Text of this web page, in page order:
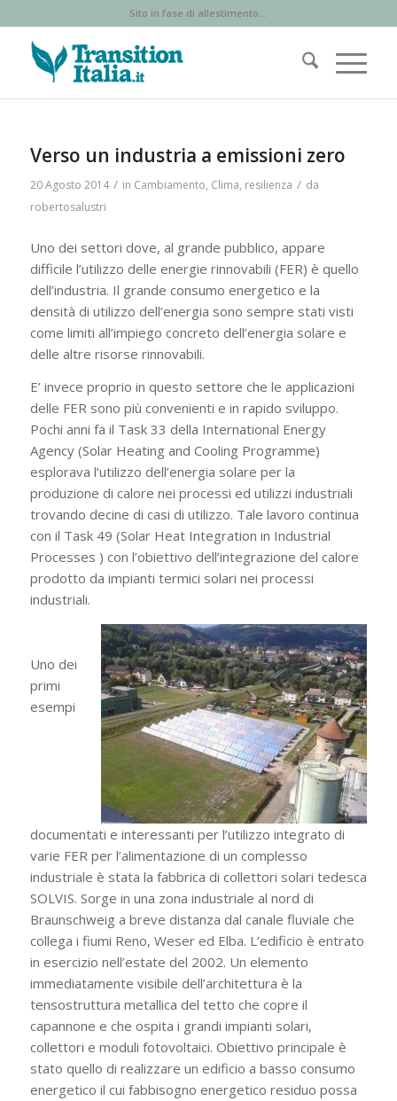
Sito in fase di allestimento...
Verso un industria a emissioni zero
20 Agosto 2014 / in Cambiamento, Clima, resilienza / da
robertosalustri
Uno dei settori dove, al grande pubblico, appare
difficile l’utilizzo delle energie rinnovabili (FER) è quello
dell’industria. Il grande consumo energetico e la
densità di utilizzo dell’energia sono sempre stati visti
come limiti all’impiego concreto dell’energia solare e
delle altre risorse rinnovabili.
E’ invece proprio in questo settore che le applicazioni
delle FER sono più convenienti e in rapido sviluppo.
Pochi anni fa il Task 33 della International Energy
Agency (Solar Heating and Cooling Programme)
esplorava l’utilizzo dell’energia solare per la
produzione di calore nei processi ed utilizzi industriali
trovando decine di casi di utilizzo. Tale lavoro continua
con il Task 49 (Solar Heat Integration in Industrial
Processes ) con l’obiettivo dell’integrazione del calore
prodotto da impianti termici solari nei processi
industriali.
Uno dei
primi
esempi
documentati e interessanti per l’utilizzo integrato di
varie FER per l’alimentazione di un complesso
industriale è stata la fabbrica di collettori solari tedesca
SOLVIS. Sorge in una zona industriale al nord di
Braunschweig a breve distanza dal canale fluviale che
collega i fiumi Reno, Weser ed Elba. L’edificio è entrato
in esercizio nell’estate del 2002. Un elemento
immediatamente visibile dell’architettura è la
tensostruttura metallica del tetto che copre il
capannone e che ospita i grandi impianti solari,
collettori e moduli fotovoltaici. Obiettivo principale è
stato quello di realizzare un edificio a basso consumo
energetico il cui fabbisogno energetico residuo possa